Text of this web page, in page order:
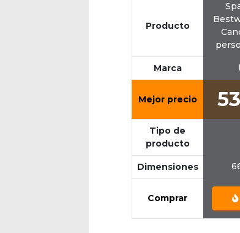
Producto
Marca
Mejor precio
Tipo de
producto
Dimensiones
Comprar